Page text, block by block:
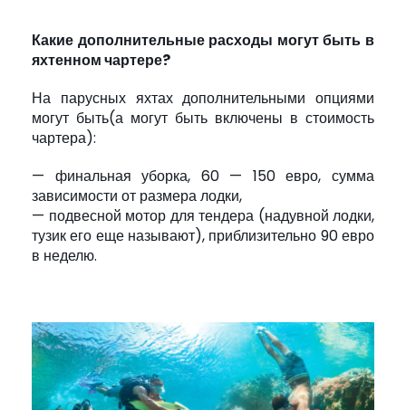
Какие дополнительные расходы могут быть в
яхтенном чартере?
На парусных яхтах дополнительными опциями
могут быть(а могут быть включены в стоимость
чартера):
— финальная уборка, 60 — 150 евро, сумма
зависимости от размера лодки,
— подвесной мотор для тендера (надувной лодки,
тузик его еще называют), приблизительно 90 евро
в неделю.